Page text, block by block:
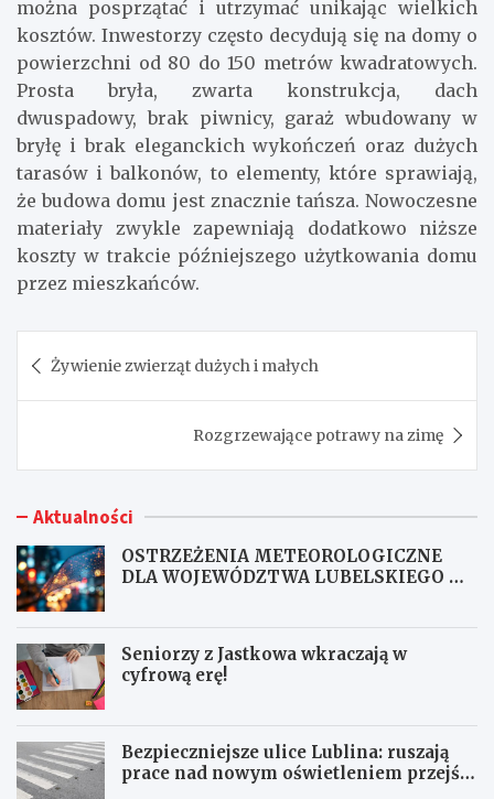
można posprzątać i utrzymać unikając wielkich
kosztów. Inwestorzy często decydują się na domy o
powierzchni od 80 do 150 metrów kwadratowych.
Prosta bryła, zwarta konstrukcja, dach
dwuspadowy, brak piwnicy, garaż wbudowany w
bryłę i brak eleganckich wykończeń oraz dużych
tarasów i balkonów, to elementy, które sprawiają,
że budowa domu jest znacznie tańsza. Nowoczesne
materiały zwykle zapewniają dodatkowo niższe
koszty w trakcie późniejszego użytkowania domu
przez mieszkańców.
Nawigacja
wpisu
Żywienie zwierząt dużych i małych
Rozgrzewające potrawy na zimę
Aktualności
OSTRZEŻENIA METEOROLOGICZNE
DLA WOJEWÓDZTWA LUBELSKIEGO NR
Seniorzy z Jastkowa wkraczają w
cyfrową erę!
Bezpieczniejsze ulice Lublina: ruszają
prace nad nowym oświetleniem przejść